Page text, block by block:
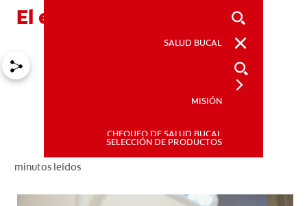
SELECCIÓN DE PRODUCTOS
SALUD BUCAL
MISIÓN
CHEQUEO DE SALUD BUCAL
SELECCIÓN DE PRODUCTOS
El efecto férula: ¿Qué es?
minutos leídos